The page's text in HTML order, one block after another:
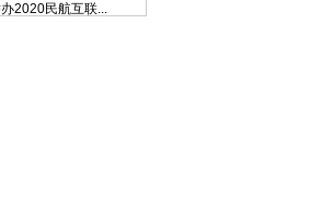
2020民航互联...